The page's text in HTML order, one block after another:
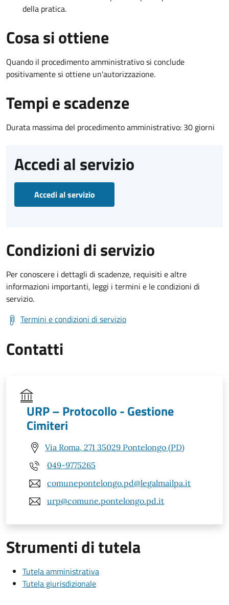
della pratica.
Cosa si ottiene
Quando il procedimento amministrativo si conclude
positivamente si ottiene un'autorizzazione.
Tempi e scadenze
Durata massima del procedimento amministrativo: 30 giorni
Accedi al servizio
Accedi al servizio
Condizioni di servizio
Per conoscere i dettagli di scadenze, requisiti e altre
informazioni importanti, leggi i termini e le condizioni di
servizio.
Termini e condizioni di servizio
Contatti
URP – Protocollo - Gestione
Cimiteri
Via Roma, 271 35029 Pontelongo (PD)
049-9775265
comunepontelongo.pd@legalmailpa.it
urp@comune.pontelongo.pd.it
Strumenti di tutela
Tutela amministrativa
Tutela giurisdizionale